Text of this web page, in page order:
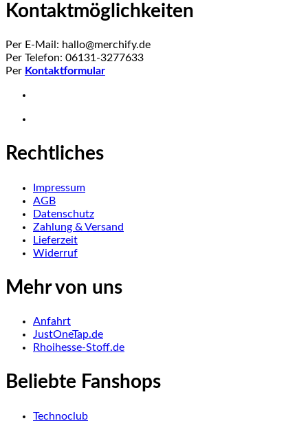
Kontaktmöglichkeiten
Per E-Mail: hallo@merchify.de
Per Telefon: 06131-3277633
Per Kontaktformular
Rechtliches
Impressum
AGB
Datenschutz
Zahlung & Versand
Lieferzeit
Widerruf
Mehr von uns
Anfahrt
JustOneTap.de
Rhoihesse-Stoff.de
Beliebte Fanshops
Technoclub